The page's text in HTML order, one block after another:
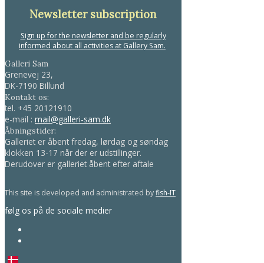
Newsletter subscription
Sign up for the newsletter and be regularly
informed about all activities at Gallery Sam.
Galleri Sam
Grenevej 23,
DK-7190 Billund
Kontakt os:
tel. +45 20121910
e-mail : mail@galleri-sam.dk
Åbningstider:
Galleriet er åbent fredag, lørdag og søndag
klokken 13-17 når der er udstillinger.
Derudover er galleriet åbent efter aftale
This site is developed and administrated byfish-IT
følg os på de sociale medier